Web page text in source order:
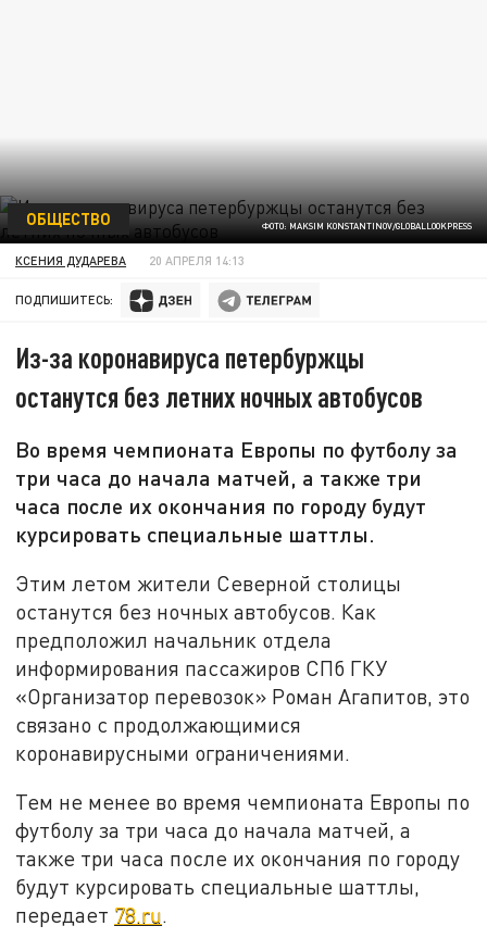
ФОТО: MAKSIM KONSTANTINOV/GLOBALLOOKPRESS
ОБЩЕСТВО
КСЕНИЯ ДУДАРЕВА 20 АПРЕЛЯ 14:13
ПОДПИШИТЕСЬ:
Из-за коронавируса петербуржцы
останутся без летних ночных автобусов
Во время чемпионата Европы по футболу за
три часа до начала матчей, а также три
часа после их окончания по городу будут
курсировать специальные шаттлы.
Этим летом жители Северной столицы
останутся без ночных автобусов. Как
предположил начальник отдела
информирования пассажиров СПб ГКУ
«Организатор перевозок» Роман Агапитов, это
связано с продолжающимися
коронавирусными ограничениями.
Тем не менее во время чемпионата Европы по
футболу за три часа до начала матчей, а
также три часа после их окончания по городу
будут курсировать специальные шаттлы,
передает 78.ru.